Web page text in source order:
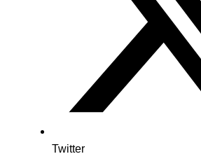
Twitter